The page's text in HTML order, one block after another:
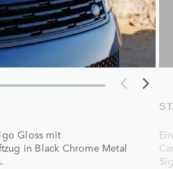
Gloss mit
in Black Chrome Metal